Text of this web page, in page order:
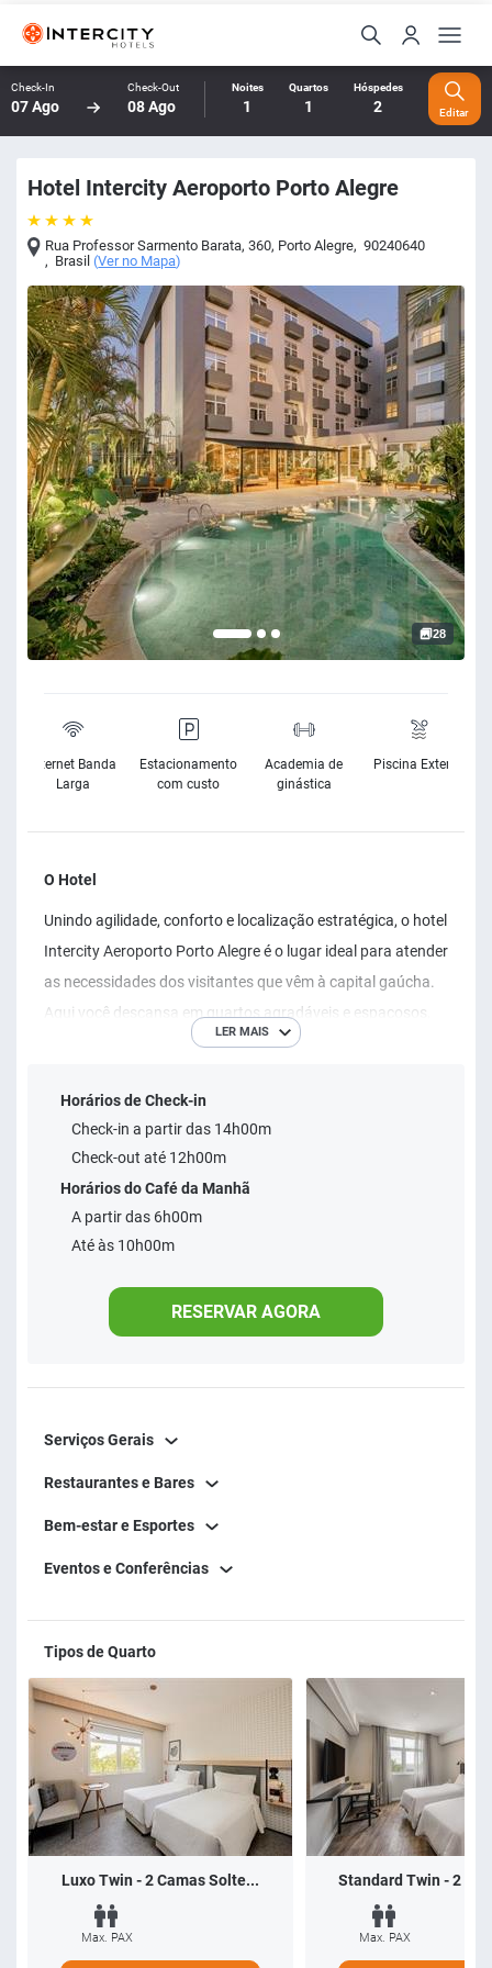
Check-In
07 Ago
Check-Out
08 Ago
Noites
1
Quartos
1
Hóspedes
2 Editar
Hotel Intercity Aeroporto Porto Alegre
Rua Professor Sarmento Barata, 360, Porto Alegre, 90240640
, Brasil (Ver no Mapa)
28
Internet Banda
Larga
Estacionamento
com custo
Academia de
ginástica
Piscina Exterior
O Hotel
Unindo agilidade, conforto e localização estratégica, o hotel
Intercity Aeroporto Porto Alegre é o lugar ideal para atender
as necessidades dos visitantes que vêm à capital gaúcha.
Aqui você descansa em quartos agradáveis e espaçosos,
chega ao aeroporto em 5 minutos - ou ao centro da cidade
região metropolitana com bastante facilidade. Viva essa
experiência e sinta-se bem no nosso hotel em Porto Alegre.
LER MAIS
Horários de Check-in
Check-in a partir das 14h00m
Check-out até 12h00m
Horários do Café da Manhã
A partir das 6h00m
Até às 10h00m
RESERVAR AGORA
Serviços Gerais
Restaurantes e Bares
Bem-estar e Esportes
Eventos e Conferências
Tipos de Quarto
Luxo Twin - 2 Camas Solte...
Max. PAX
Standard Twin - 2
Max. PAX